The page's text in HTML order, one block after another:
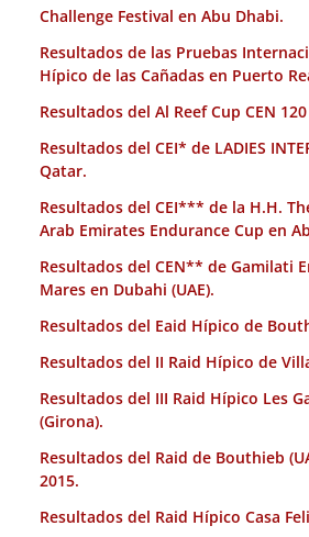
Challenge Festival en Abu Dhabi.
Resultados de las Pruebas
Hípico de las Cañadas en Puerto
Resultados del Al Reef Cup CEN
Resultados del CEI* de LADIES
Qatar.
Resultados del CEI*** de la H.H.
Arab Emirates Endurance Cup en
Resultados del CEN** de Gamilati
Mares en Dubahi (UAE).
Resultados del Eaid Hípico de
Resultados del II Raid Hípico de
Resultados del III Raid Hípico Les
(Girona).
Resultados del Raid de Bouthieb
2015.
Resultados del Raid Hípico Casa